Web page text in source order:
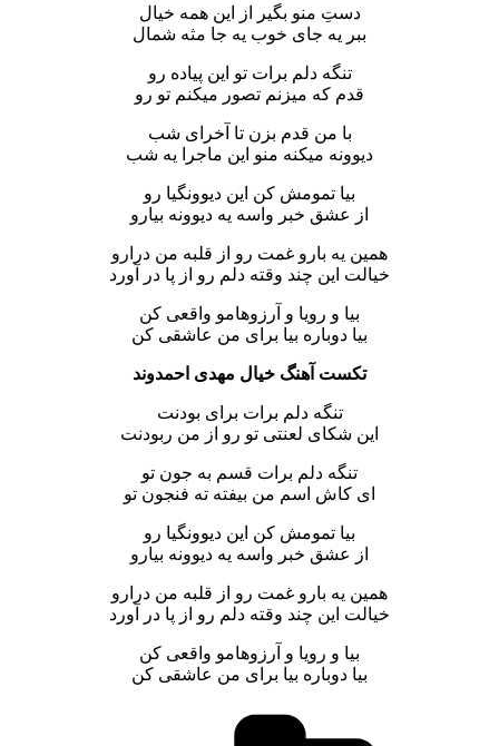
دستِ منو بگیر از این همه خیال
ببر یه جای خوب یه جا مثه شمال
تنگه دلم برات تو این پیاده رو
قدم که میزنم تصور میکنم تو رو
با من قدم بزن تا آخرای شب
دیوونه میکنه منو این ماجرا یه شب
بیا تمومش کن این دیوونگیا رو
از عشق خبر واسه یه دیوونه بیارو
همین یه بارو غمت رو از قلبه من درارو
خیالت این چند وقته دلم رو از پا در آورد
بیا و رویا و آرزوهامو واقعی کن
بیا دوباره بیا برای من عاشقی کن
تکست آهنگ خیال مهدی احمدوند
تنگه دلم برات برای بودنت
این شکای لعنتی تو رو از من ربودنت
تنگه دلم برات قسم به جون تو
ای کاش اسم من بیفته ته فنجون تو
بیا تمومش کن این دیوونگیا رو
از عشق خبر واسه یه دیوونه بیارو
همین یه بارو غمت رو از قلبه من درارو
خیالت این چند وقته دلم رو از پا در آورد
بیا و رویا و آرزوهامو واقعی کن
بیا دوباره بیا برای من عاشقی کن